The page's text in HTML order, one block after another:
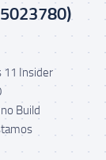
11 Insider
Build